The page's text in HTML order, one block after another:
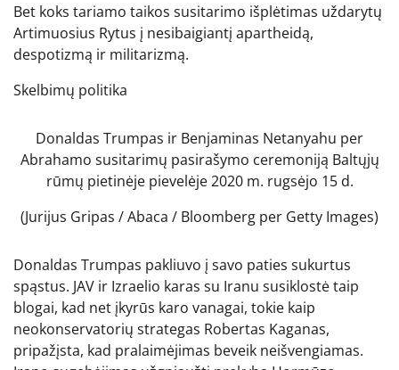
Bet koks tariamo taikos susitarimo išplėtimas uždarytų
Artimuosius Rytus į nesibaigiantį apartheidą,
despotizmą ir militarizmą.
Skelbimų politika
Donaldas Trumpas ir Benjaminas Netanyahu per
Abrahamo susitarimų pasirašymo ceremoniją Baltųjų
rūmų pietinėje pievelėje 2020 m. rugsėjo 15 d.
(Jurijus Gripas / Abaca / Bloomberg per Getty Images)
Donaldas Trumpas pakliuvo į savo paties sukurtus
spąstus. JAV ir Izraelio karas su Iranu susiklostė taip
blogai, kad net įkyrūs karo vanagai, tokie kaip
neokonservatorių strategas Robertas Kaganas,
pripažįsta, kad pralaimėjimas beveik neišvengiamas.